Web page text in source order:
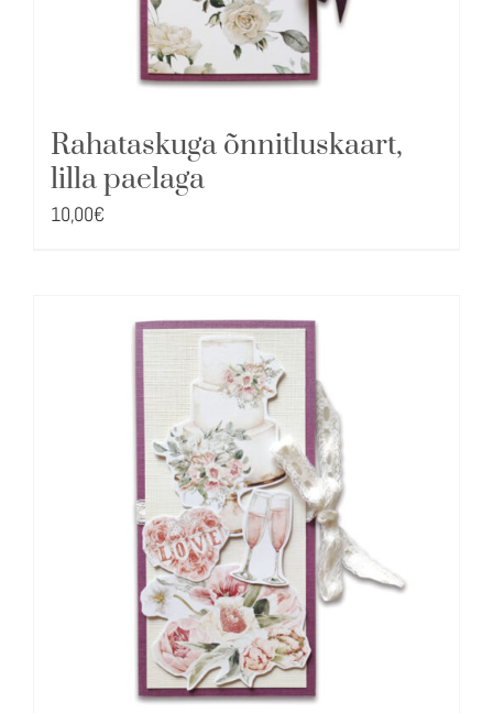
Rahataskuga õnnitluskaart,
lilla paelaga
10,00€